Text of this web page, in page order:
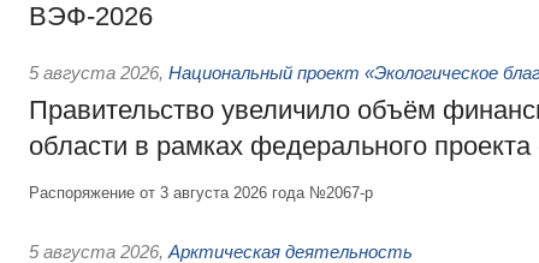
ВЭФ-2026
5 августа 2026, Национальный проект «Экологическое
Правительство увеличило объём
области в рамках федерального
Распоряжение от 3 августа 2026 года №2067-р
5 августа 2026, Арктическая деятельность